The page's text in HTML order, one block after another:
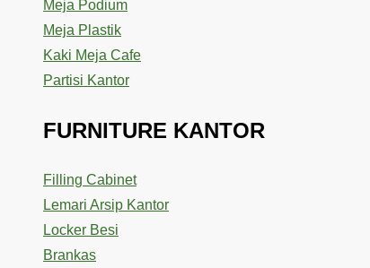
Meja Podium
Meja Plastik
Kaki Meja Cafe
Partisi Kantor
FURNITURE KANTOR
Filling Cabinet
Lemari Arsip Kantor
Locker Besi
Brankas